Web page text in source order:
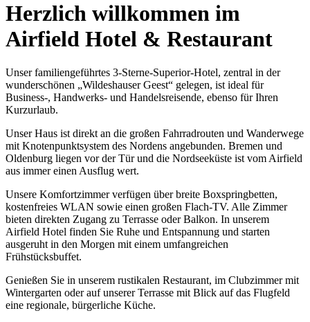
Herzlich willkommen im
Airfield Hotel & Restaurant
Unser familiengeführtes 3-Sterne-Superior-Hotel, zentral in der
wunderschönen „Wildeshauser Geest“ gelegen, ist ideal für
Business-, Handwerks- und Handelsreisende, ebenso für Ihren
Kurzurlaub.
Unser Haus ist direkt an die großen Fahrradrouten und Wanderwege
mit Knotenpunktsystem des Nordens angebunden. Bremen und
Oldenburg liegen vor der Tür und die Nordseeküste ist vom Airfield
aus immer einen Ausflug wert.
Unsere Komfortzimmer verfügen über breite Boxspringbetten,
kostenfreies WLAN sowie einen großen Flach-TV. Alle Zimmer
bieten direkten Zugang zu Terrasse oder Balkon. In unserem
Airfield Hotel finden Sie Ruhe und Entspannung und starten
ausgeruht in den Morgen mit einem umfangreichen
Frühstücksbuffet.
Genießen Sie in unserem rustikalen Restaurant, im Clubzimmer mit
Wintergarten oder auf unserer Terrasse mit Blick auf das Flugfeld
eine regionale, bürgerliche Küche.